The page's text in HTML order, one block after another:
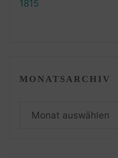
MONATSARCHIV